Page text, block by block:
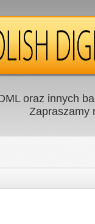
oraz innych
Zapraszamy